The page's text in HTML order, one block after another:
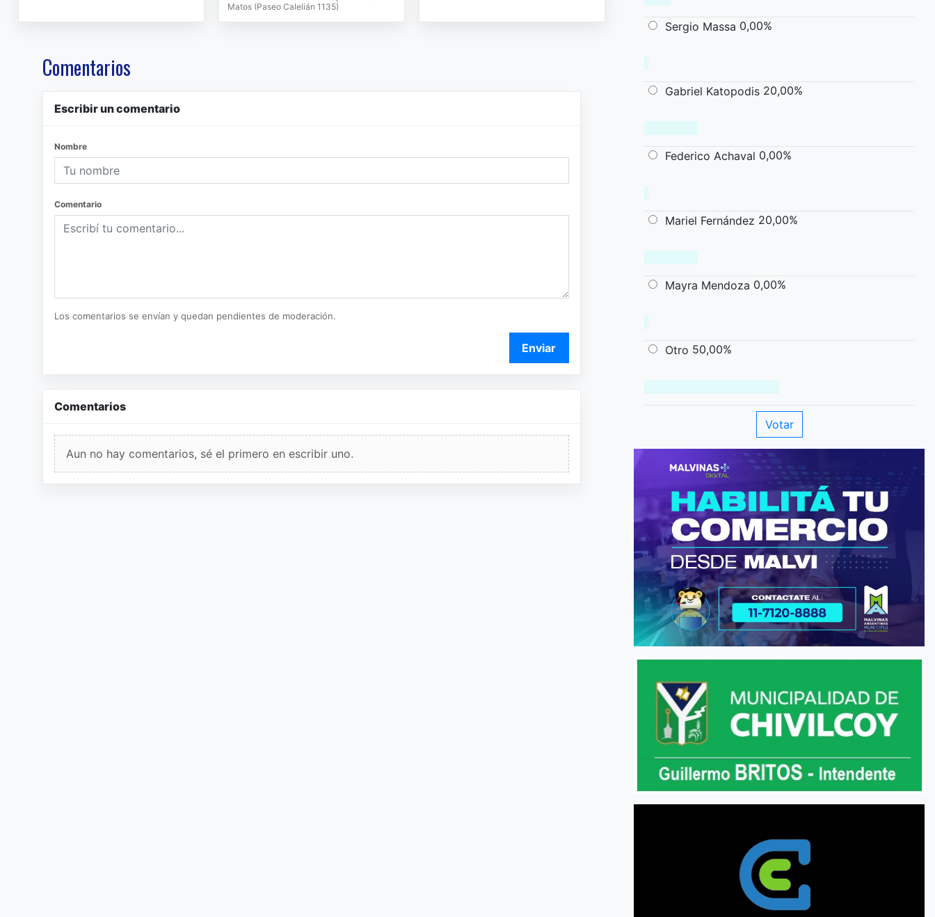
Matos (Paseo Calelián 1135)
Comentarios
Escribir un comentario
Nombre
Comentario
Los comentarios se envían y quedan pendientes de moderación.
Enviar
Comentarios
Aun no hay comentarios, sé el primero en escribir uno.
Sergio Massa 0,00%
Gabriel Katopodis 20,00%
Federico Achaval 0,00%
Mariel Fernández 20,00%
Mayra Mendoza 0,00%
Otro 50,00%